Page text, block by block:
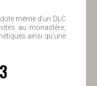
même d’un DLC
au monastère,
ainsi qu’une